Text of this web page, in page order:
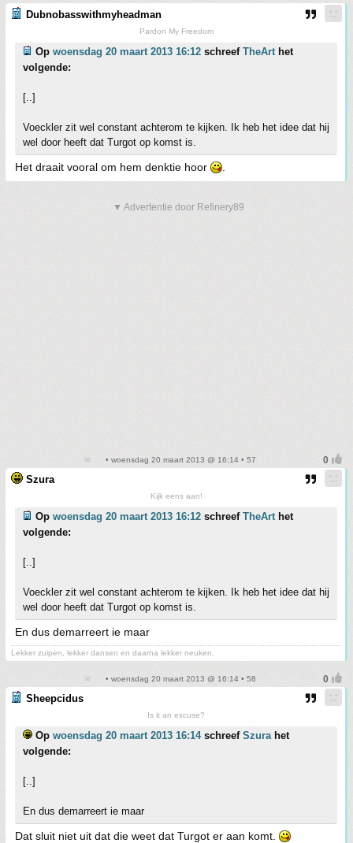
Dubnobasswithmyheadman
Pardon My Freedom
Op woensdag 20 maart 2013 16:12 schreef TheArthet
volgende:
[..]
Voeckler zit wel constant achterom te kijken. Ik heb het idee dat hij
wel door heeft dat Turgot op komst is.
Het draait vooral om hem denktie hoor
▼ Advertentie door Refinery89
• woensdag 20 maart 2013 @ 16:14 • 57
Szura
Kijk eens aan!
Op woensdag 20 maart 2013 16:12 schreef TheArthet
volgende:
[..]
Voeckler zit wel constant achterom te kijken. Ik heb het idee dat hij
wel door heeft dat Turgot op komst is.
En dus demarreert ie maar
Lekker zuipen, lekker dansen en daarna lekker neuken.
• woensdag 20 maart 2013 @ 16:14 • 58
Sheepcidus
Is it an excuse?
Op woensdag 20 maart 2013 16:14schreef Szurahet
volgende:
[..]
En dus demarreert ie maar
Dat sluit niet uit dat die weet dat Turgot er aan komt.